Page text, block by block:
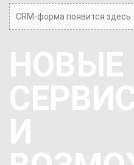
CRM-форма появится здесь